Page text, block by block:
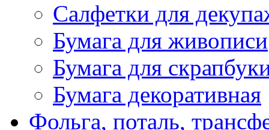
Салфетки для
Бумага для живописи
Бумага для
Бумага декоративная
Фольга, поталь,